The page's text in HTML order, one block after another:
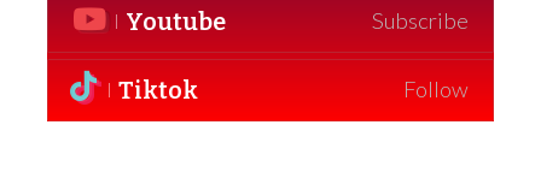
Youtube Subscribe
Tiktok Follow